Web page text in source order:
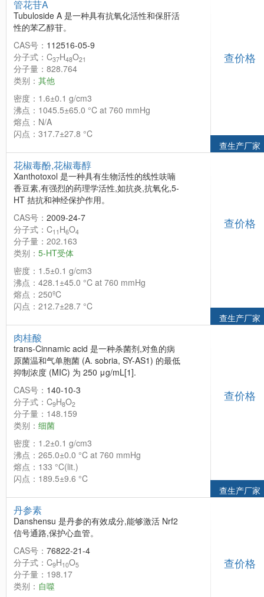
管花苷A
Tubuloside A 是一种具有抗氧化活性和保肝活
性的苯乙醇苷。
CAS号： 112516-05-9
分子式：C37H48O21
分子量：828.764
类别： 其他
密度：1.6±0.1 g/cm3
沸点：1045.5±65.0 °C at 760 mmHg
熔点：N/A
闪点：317.7±27.8 °C
查价格
查生产厂家
花椒毒酚,花椒毒醇
Xanthotoxol 是一种具有生物活性的线性呋喃
香豆素,有强烈的药理学活性,如抗炎,抗氧化,5-
HT 拮抗和神经保护作用。
CAS号： 2009-24-7
分子式：C11 H6O4
分子量：202.163
类别： 5-HT受体
密度：1.5±0.1 g/cm3
沸点：428.1±45.0 °C at 760 mmHg
熔点：250ºC
闪点：212.7±28.7 °C
查价格
查生产厂家
肉桂酸
trans-Cinnamic acid 是一种杀菌剂,对鱼的病
原菌温和气单胞菌 (A. sobria, SY-AS1) 的最低
抑制浓度 (MIC) 为 250 μg/mL[1].
CAS号： 140-10-3
分子式：C9H8O2
分子量：148.159
类别： 细菌
密度：1.2±0.1 g/cm3
沸点：265.0±0.0 °C at 760 mmHg
熔点：133 °C(lit.)
闪点：189.5±9.6 °C
查价格
查生产厂家
丹参素
Danshensu 是丹参的有效成分,能够激活 Nrf2
信号通路,保护心血管。
CAS号： 76822-21-4
分子式：C9H10O5
分子量：198.17
类别： 自噬
查价格